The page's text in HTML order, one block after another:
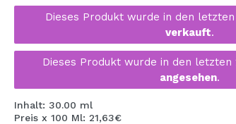
MAQUIFARMA
KOREA ZONE
TRAVEL SIZE
NATURE
Dieses Produkt wurde in den letzten
verkauft.
Dieses Produkt wurde in den letzten
angesehen.
Inhalt: 30.00 ml
Preis x 100 Ml: 21,63€